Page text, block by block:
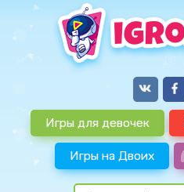
Игры для девочек
Игры на Двоих